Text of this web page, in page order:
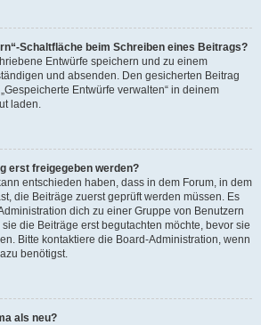
Schaltfläche beim Schreiben eines Beitrags?
Entwürfe speichern und zu einem
und absenden. Den gesicherten Beitrag
Entwürfe verwalten“ in deinem
laden.
erst freigegeben werden?
entschieden haben, dass in dem Forum, in dem
die Beiträge zuerst geprüft werden müssen. Es
dich zu einer Gruppe von Benutzern
die Beiträge erst begutachten möchte, bevor sie
Bitte kontaktiere die Board-Administration, wenn
benötigst.
als neu?